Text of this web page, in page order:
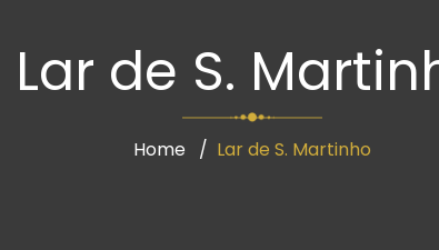
Lar de S.
Home Lar de S. Martinho